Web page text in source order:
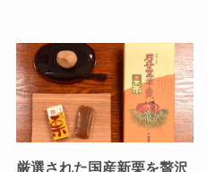
厳選された国産新栗を贅沢